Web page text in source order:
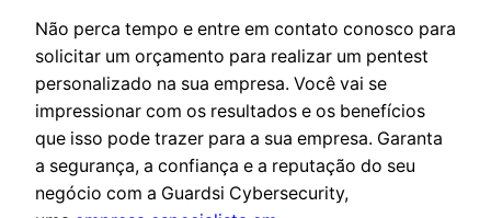
Não perca tempo e entre em contato conosco para
solicitar um orçamento para realizar um pentest
personalizado na sua empresa. Você vai se
impressionar com os resultados e os benefícios
que isso pode trazer para a sua empresa. Garanta
a segurança, a confiança e a reputação do seu
negócio com a Guardsi Cybersecurity,